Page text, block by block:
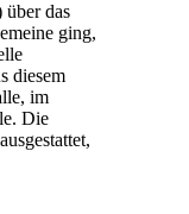
über das
ging,
diesem
im
Die